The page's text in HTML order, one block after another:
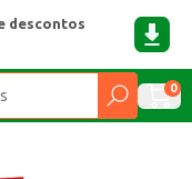
descontos
0